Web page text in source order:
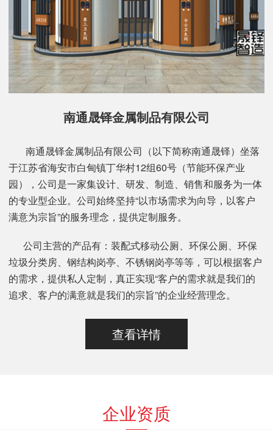
南通晟铎金属制品有限公司
南通晟铎金属制品有限公司（以下简称南通晟铎）坐落
于江苏省海安市白甸镇丁华村12组60号（节能环保产业
园），公司是一家集设计、研发、制造、销售和服务为一体
的专业型企业。公司始终坚持“以市场需求为向导，以客户
满意为宗旨”的服务理念，提供定制服务。
公司主营的产品有：装配式移动公厕、环保公厕、环保
垃圾分类房、钢结构岗亭、不锈钢岗亭等等，可以根据客户
的需求，提供私人定制，真正实现“客户的需求就是我们的
追求、客户的满意就是我们的宗旨”的企业经营理念。
查看详情
企业资质